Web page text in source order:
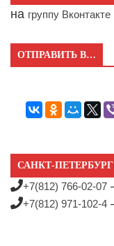
на группу Вконтакте
ОТПРАВИТЬ В…
САНКТ-ПЕТЕРБУРГ
+7(812) 766-02-07
+7(812) 971-102-4